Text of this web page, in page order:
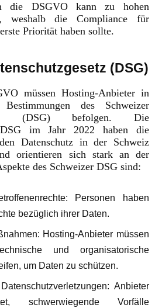
die DSGVO kann zu hohen
weshalb die Compliance für
Priorität haben sollte.
(DSG)
müssen Hosting-Anbieter in
des Schweizer
(DSG) befolgen. Die
DSG im Jahr 2022 haben die
Datenschutz in der Schweiz
orientieren sich stark an der
des Schweizer DSG sind:
Personen haben
bezüglich ihrer Daten.
Hosting-Anbieter müssen
und organisatorische
um Daten zu schützen.
Anbieter
schwerwiegende Vorfälle